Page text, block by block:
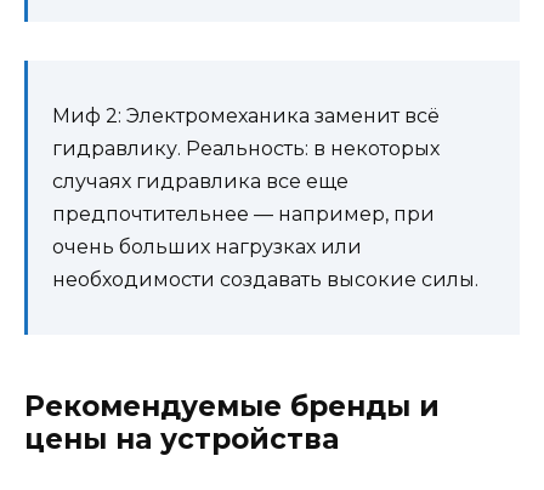
Миф 2: Электромеханика заменит всё
гидравлику. Реальность: в некоторых
случаях гидравлика все еще
предпочтительнее — например, при
очень больших нагрузках или
необходимости создавать высокие силы.
Рекомендуемые бренды и
цены на устройства